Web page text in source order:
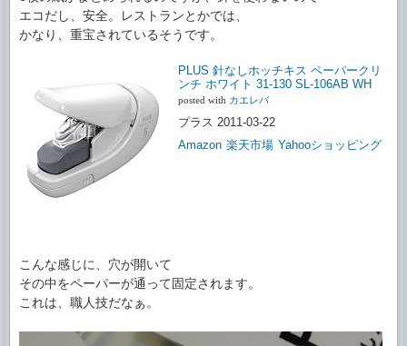
エコだし、安全。レストランとかでは、
かなり、重宝されているそうです。
PLUS 針なしホッチキス ペーパークリ
ンチ ホワイト 31-130 SL-106AB WH
posted with カエレバ
プラス 2011-03-22
Amazon 楽天市場 Yahooショッピング
こんな感じに、穴が開いて
その中をペーパーが通って固定されます。
これは、職人技だなぁ。